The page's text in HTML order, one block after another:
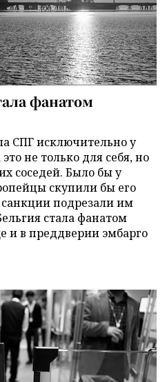
фанатом
СПГ исключительно у
не только для себя, но
соседей. Было бы у
скупили бы его
подрезали им
стала фанатом
и в преддверии эмбарго